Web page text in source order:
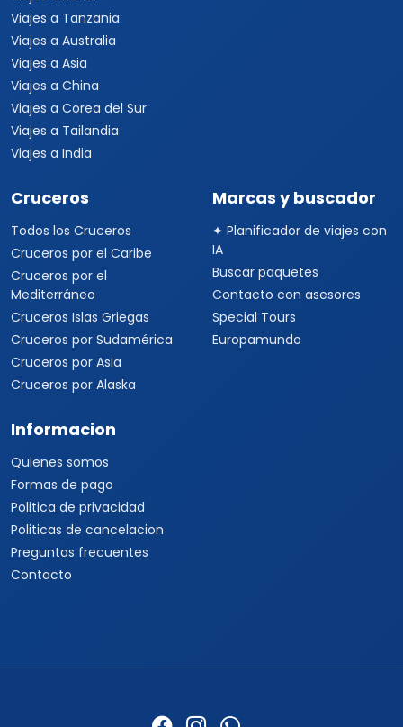
Viajes a Tanzania
Viajes a Australia
Viajes a Asia
Viajes a China
Viajes a Corea del Sur
Viajes a Tailandia
Viajes a India
Cruceros
Todos los Cruceros
Cruceros por el Caribe
Cruceros por el
Mediterráneo
Cruceros Islas Griegas
Cruceros por Sudamérica
Cruceros por Asia
Cruceros por Alaska
Marcas y buscador
✦ Planificador de viajes con
IA
Buscar paquetes
Contacto con asesores
Special Tours
Europamundo
Informacion
Quienes somos
Formas de pago
Politica de privacidad
Politicas de cancelacion
Preguntas frecuentes
Contacto